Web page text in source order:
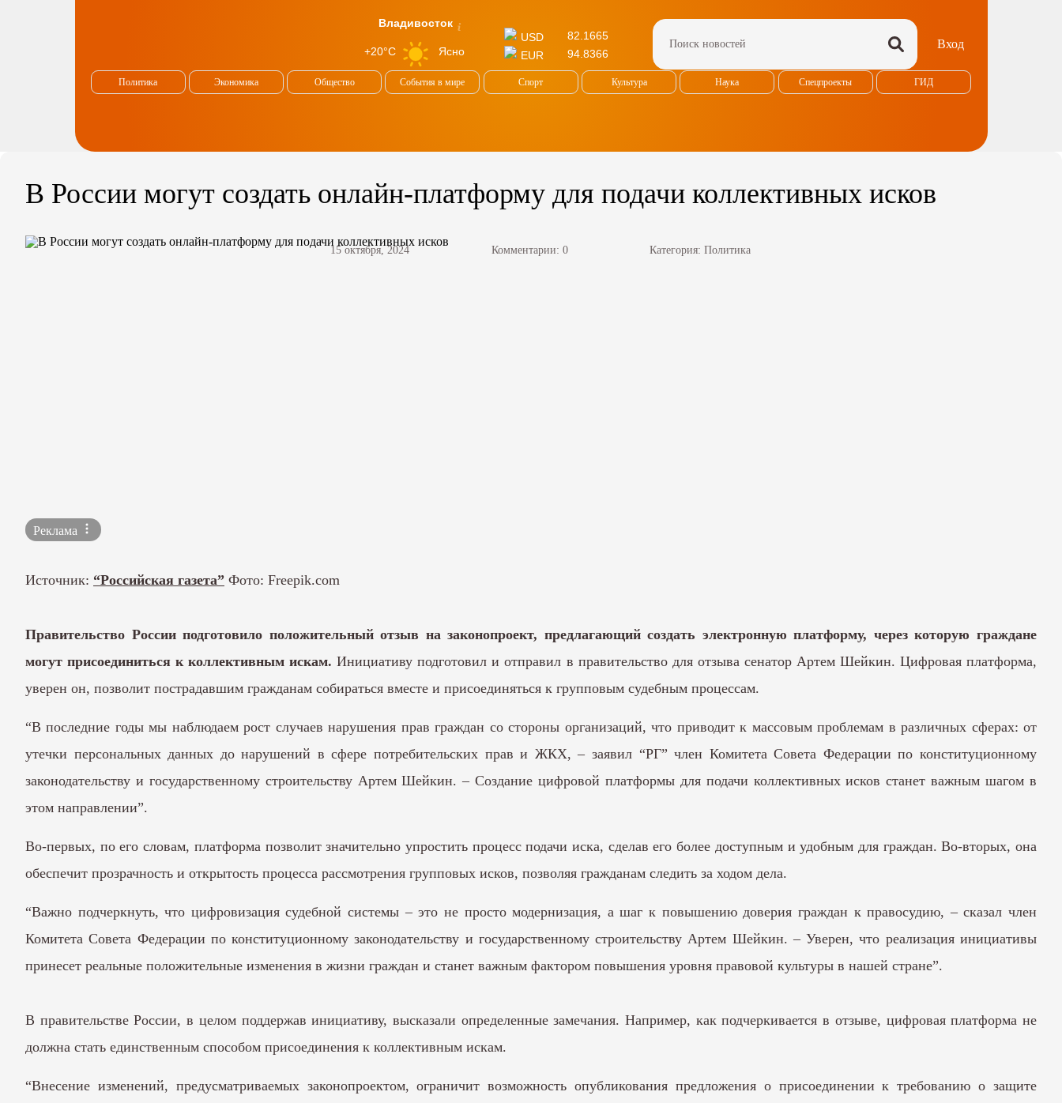
Владивосток
+20°C Ясно
USD
82.1665
EUR
94.8366
Вход
Политика Экономика Общество События в мире Спорт Культура Наука Спецпроекты ГИД
В России могут создать онлайн-платформу для подачи коллективных исков
15 октября, 2024 Комментарии: 0 Категория: Политика
Реклама
Источник: “Российская газета” Фото: Freepik.com
Правительство России подготовило положительный отзыв на законопроект, предлагающий создать электронную платформу, через которую граждане
могут присоединиться к коллективным искам. Инициативу подготовил и отправил в правительство для отзыва сенатор Артем Шейкин. Цифровая платформа,
уверен он, позволит пострадавшим гражданам собираться вместе и присоединяться к групповым судебным процессам.
“В последние годы мы наблюдаем рост случаев нарушения прав граждан со стороны организаций, что приводит к массовым проблемам в различных сферах: от
утечки персональных данных до нарушений в сфере потребительских прав и ЖКХ, – заявил “РГ” член Комитета Совета Федерации по конституционному
законодательству и государственному строительству Артем Шейкин. – Создание цифровой платформы для подачи коллективных исков станет важным шагом в
этом направлении”.
Во-первых, по его словам, платформа позволит значительно упростить процесс подачи иска, сделав его более доступным и удобным для граждан. Во-вторых, она
обеспечит прозрачность и открытость процесса рассмотрения групповых исков, позволяя гражданам следить за ходом дела.
“Важно подчеркнуть, что цифровизация судебной системы – это не просто модернизация, а шаг к повышению доверия граждан к правосудию, – сказал член
Комитета Совета Федерации по конституционному законодательству и государственному строительству Артем Шейкин. – Уверен, что реализация инициативы
принесет реальные положительные изменения в жизни граждан и станет важным фактором повышения уровня правовой культуры в нашей стране”.
В правительстве России, в целом поддержав инициативу, высказали определенные замечания. Например, как подчеркивается в отзыве, цифровая платформа не
должна стать единственным способом присоединения к коллективным искам.
“Внесение изменений, предусматриваемых законопроектом, ограничит возможность опубликования предложения о присоединении к требованию о защите